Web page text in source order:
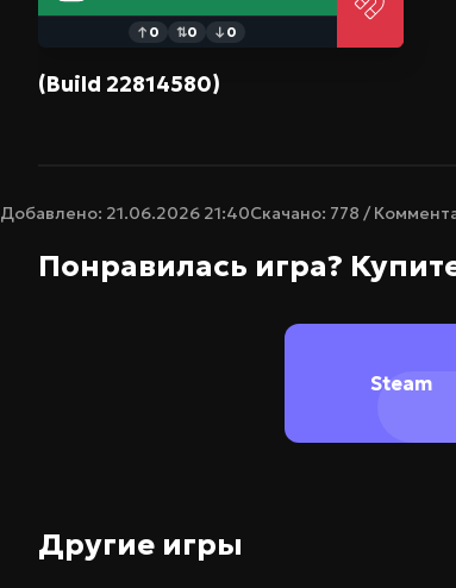
↑ 0 ⇅0 ↓ 0
(Build 22814580)
Добавлено: 21.06.2026 21:40Скачано: 778 /
Понравилась игра?
Steam
Другие игры